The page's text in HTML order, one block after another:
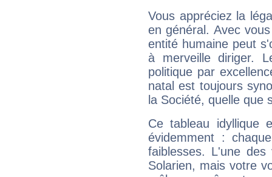
Vous appréciez la
en général. Avec
entité humaine peut
à merveille diriger.
politique par
natal est toujours
la Société, quelle que
Ce tableau idyllique
évidemment :
faiblesses. L'une
Solarien, mais votre